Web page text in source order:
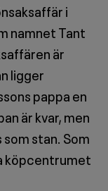
i
namnet Tant
är
ligger
pappa en
är kvar, men
stan. Som
köpcentrumet